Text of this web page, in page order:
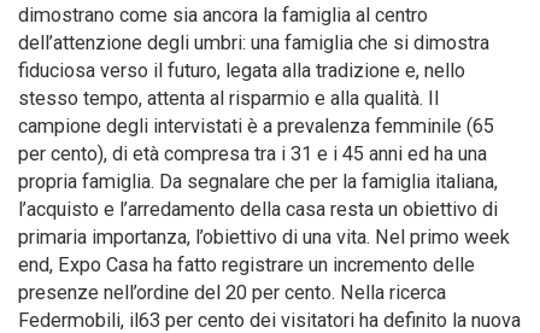
dimostrano come sia ancora la famiglia al centro
dell’attenzione degli umbri: una famiglia che si dimostra
fiduciosa verso il futuro, legata alla tradizione e, nello
stesso tempo, attenta al risparmio e alla qualità. Il
campione degli intervistati è a prevalenza femminile (65
per cento), di età compresa tra i 31 e i 45 anni ed ha una
propria famiglia. Da segnalare che per la famiglia italiana,
l’acquisto e l’arredamento della casa resta un obiettivo di
primaria importanza, l’obiettivo di una vita. Nel primo week
end, Expo Casa ha fatto registrare un incremento delle
presenze nell’ordine del 20 per cento. Nella ricerca
Federmobili, il63 per cento dei visitatori ha definito la nuova